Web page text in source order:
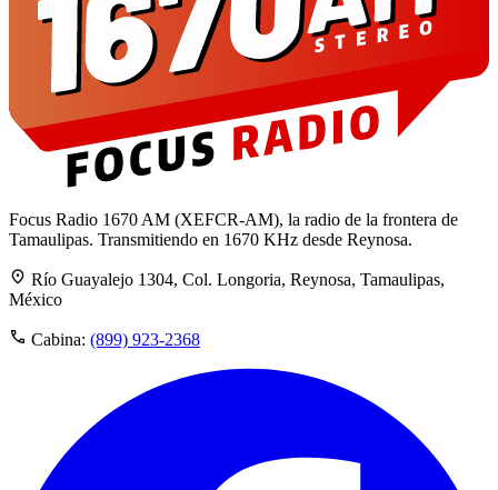
Focus Radio 1670 AM (XEFCR-AM), la radio de la frontera de
Tamaulipas. Transmitiendo en 1670 KHz desde Reynosa.
Río Guayalejo 1304, Col. Longoria, Reynosa, Tamaulipas,
México
Cabina: (899) 923-2368